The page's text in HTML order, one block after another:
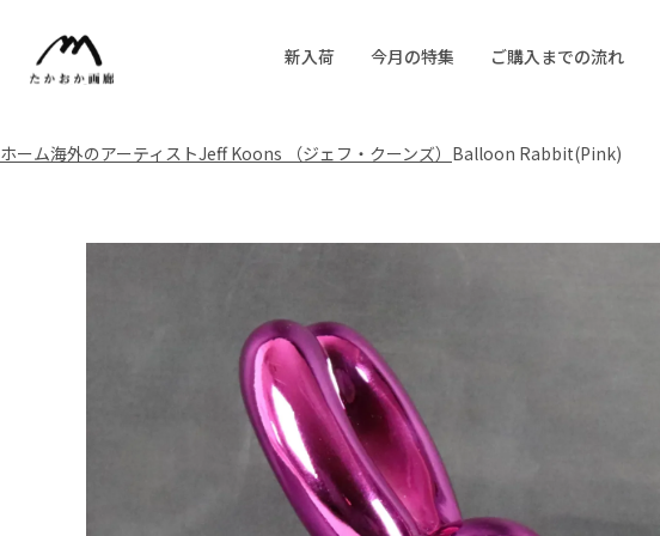
新入荷 今月の特集 ご購入までの流れ
ホーム海外のアーティストJeff Koons （ジェフ・クーンズ） Balloon Rabbit(Pink)